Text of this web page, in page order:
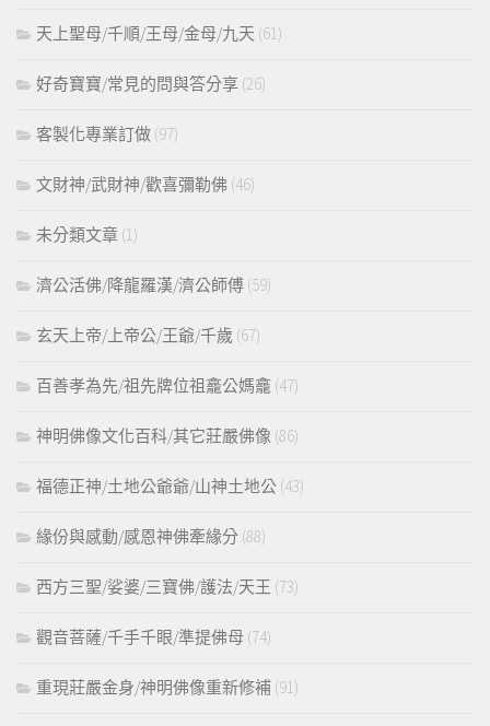
天上聖母/千順/王母/金母/九天 (61)
好奇寶寶/常見的問與答分享 (26)
客製化專業訂做 (97)
文財神/武財神/歡喜彌勒佛 (46)
未分類文章 (1)
濟公活佛/降龍羅漢/濟公師傅 (59)
玄天上帝/上帝公/王爺/千歲 (67)
百善孝為先/祖先牌位祖龕公媽龕 (47)
神明佛像文化百科/其它莊嚴佛像 (86)
福德正神/土地公爺爺/山神土地公 (43)
緣份與感動/感恩神佛牽緣分 (88)
西方三聖/娑婆/三寶佛/護法/天王 (73)
觀音菩薩/千手千眼/準提佛母 (74)
重現莊嚴金身/神明佛像重新修補 (91)